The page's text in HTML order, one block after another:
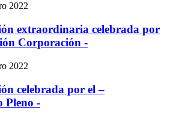
2022
extraordinaria celebrada por
Corporación -
2022
celebrada por el –
Pleno -